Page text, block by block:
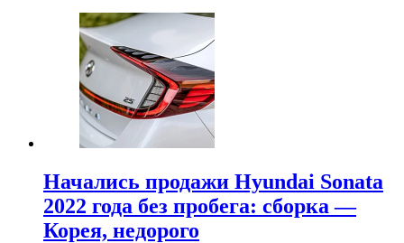
Начались продажи Hyundai Sonata
2022 года без пробега: сборка —
Корея, недорого